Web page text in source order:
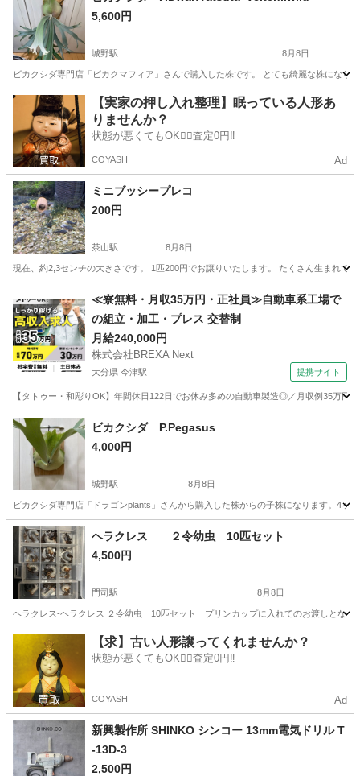
5,600円
城野駅 8月8日
ビカクシダ専門店「ビカクマフィア」さんで購入した株です。 とても綺麗な株にな
福岡 北九州市 城野駅 その他 ビカクシダ
【実家の押し入れ整理】眠っている人形あ
りませんか？
状態が悪くてもOK🙆‍♀️査定0円‼️
COYASH Ad
ミニブッシープレコ
200円
茶山駅 8月8日
現在、約2,3センチの大きさです。 1匹200円でお譲りいたします。 たくさん生まれて
茶山駅 その他
≪寮無料・月収35万円・正社員≫自動車系工場で
の組立・加工・プレス 交替制
月給240,000円
株式会社BREXA Next
大分県 今津駅 提携サイト
【タトゥー・和彫りOK】年間休日122日でお休み多めの自動車製造◎／月収例35万
大分 中津市 今津駅 その他
ビカクシダ P.Pegasus
4,000円
城野駅 8月8日
ビカクシダ専門店「ドラゴンplants」さんから購入した株からの子株になります。4
福岡 北九州市 城野駅 その他
ヘラクレス ２令幼虫 10匹セット
4,500円
門司駅 8月8日
ヘラクレス-ヘラクレス ２令幼虫 10匹セット プリンカップに入れてのお渡しとなり
門司駅 その他 ヘラクレス
【求】古い人形譲ってくれませんか？
状態が悪くてもOK🙆‍♀️査定0円‼️
COYASH Ad
新興製作所 SHINKO シンコー 13mm電気ドリル T
-13D-3
2,500円